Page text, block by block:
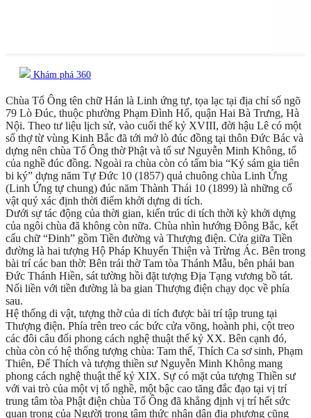
Khám phá 360
Chùa Tổ Ông tên chữ Hán là Linh ứng tự, tọa lạc tại địa chỉ số ngõ
79 Lò Đúc, thuộc phường Phạm Đình Hổ, quận Hai Bà Trưng, Hà
Nội. Theo tư liệu lịch sử, vào cuối thế kỷ XVIII, đời hậu Lê có một
số thợ từ vùng Kinh Bắc đã tới mở lò đúc đồng tại thôn Đức Bác và
dựng nên chùa Tổ Ông thờ Phật và tổ sư Nguyễn Minh Không, tổ
của nghề đúc đồng. Ngoài ra chùa còn có tấm bia “Ký sám gia tiên
bi ký” dựng năm Tự Đức 10 (1857) quả chuông chùa Linh Ứng
(Linh Ứng tự chung) đúc năm Thành Thái 10 (1899) là những cổ
vật quý xác định thời điểm khởi dựng di tích.
Dưới sự tác động của thời gian, kiến trúc di tích thời kỳ khởi dựng
của ngôi chùa đã không còn nữa. Chùa nhìn hướng Đông Bắc, kết
cấu chữ “Đinh” gồm Tiền đường và Thượng điện. Cửa giữa Tiền
đường là hai tượng Hộ Pháp Khuyến Thiện và Trừng Ác. Bên trong
bài trí các ban thờ: Bên trái thờ Tam tòa Thánh Mẫu, bên phải ban
Đức Thánh Hiền, sát tường hồi đặt tượng Địa Tạng vương bồ tát.
Nối liền với tiền đường là ba gian Thượng điện chạy dọc về phía
sau.
Hệ thống di vật, tượng thờ của di tích được bài trí tập trung tại
Thượng điện. Phía trên treo các bức cửa võng, hoành phi, cột treo
các đôi câu đối phong cách nghệ thuật thế kỷ XX. Bên cạnh đó,
chùa còn có hệ thống tượng chùa: Tam thế, Thích Ca sơ sinh, Phạm
Thiên, Đế Thích và tượng thiền sư Nguyễn Minh Không mang
phong cách nghệ thuật thế kỷ XIX. Sự có mặt của tượng Thiền sư
với vai trò của một vị tổ nghề, một bậc cao tăng đắc đạo tại vị trí
trung tâm tòa Phật điện chùa Tổ Ông đã khẳng định vị trí hết sức
quan trọng của Người trong tâm thức nhân dân địa phương cũng